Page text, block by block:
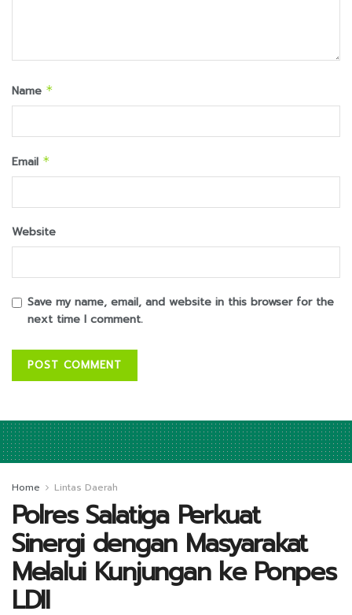
Name *
Email *
Website
Save my name, email, and website in this browser for the
next time I comment.
Home Lintas Daerah
Polres Salatiga Perkuat
Sinergi dengan Masyarakat
Melalui Kunjungan ke Ponpes
LDII